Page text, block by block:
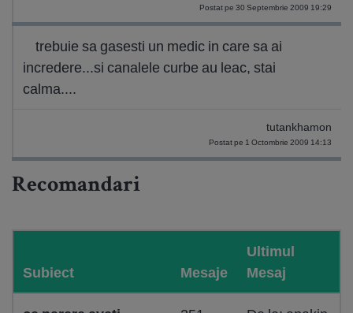
Postat pe 30 Septembrie 2009 19:29
trebuie sa gasesti un medic in care sa ai
incredere...si canalele curbe au leac, stai
calma....
tutankhamon
Postat pe 1 Octombrie 2009 14:13
Recomandari
Subiect Mesaje
Ultimul
Mesaj